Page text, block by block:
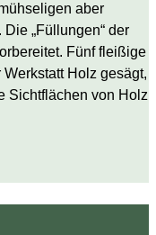
aber
„Füllungen“ der
Fünf fleißige
Holz gesägt,
Sichtflächen von Holz